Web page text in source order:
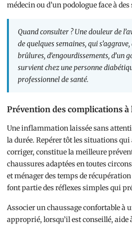
médecin ou d’un podologue face à
Quand consulter ? Une douleur de
de quelques semaines, qui
brûlures, d’engourdissements, d’un
survient chez une personne
professionnel de santé.
Prévention des complications
Une inflammation laissée sans
la durée. Repérer tôt les situations qui
corriger, constitue la meilleure
chaussures adaptées en toutes
et ménager des temps de
font partie des réflexes simples qui
Associer un chaussage confortable à
approprié, lorsqu’il est conseillé,